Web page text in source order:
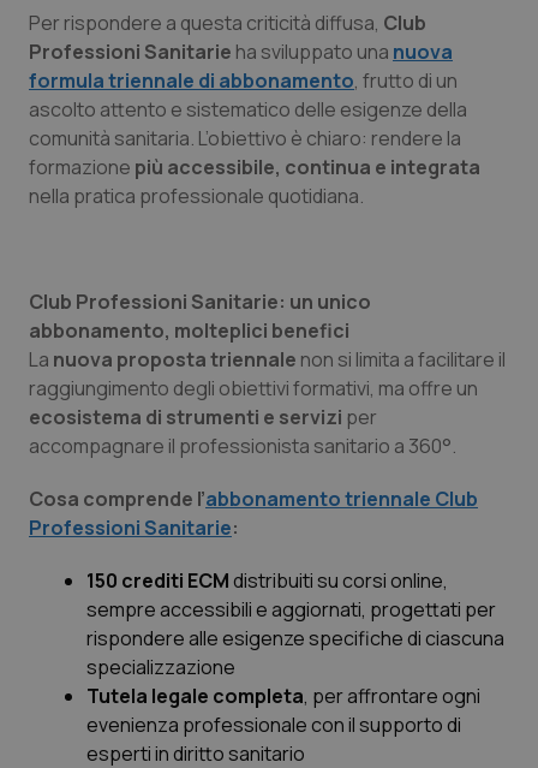
Lazio
Liguria
Lombardia
Molise
Piemonte
Provincia Autonoma di Bolzano
Provincia Autonoma di Trento
Sardegna
Sicilia
Toscana
Diabete & glucometri
Disturbi dell’umore
Dolore
Epatiti
HIV
Infezioni & Febbre
Ipertensione & Scompenso
Malattia di Crohn & Rettocolite Ulcerosa
Neuroscienze & patologie neurodegenerative
Obesità
Per rispondere a questa criticità diffusa, Club
Professioni Sanitarie ha sviluppato una nuova
formula triennale di abbonamento, frutto di un
ascolto attento e sistematico delle esigenze della
comunità sanitaria. L’obiettivo è chiaro: rendere la
formazione più accessibile, continua e integrata
nella pratica professionale quotidiana.
Club Professioni Sanitarie: un unico
abbonamento, molteplici benefici
La nuova proposta triennale non si limita a facilitare il
raggiungimento degli obiettivi formativi, ma offre un
ecosistema di strumenti e servizi per
accompagnare il professionista sanitario a 360°.
Cosa comprende l’abbonamento triennale Club
Professioni Sanitarie:
150 crediti ECMdistribuiti su corsi online,
sempre accessibili e aggiornati, progettati per
rispondere alle esigenze specifiche di ciascuna
specializzazione
Tutela legale completa, per affrontare ogni
evenienza professionale con il supporto di
esperti in diritto sanitario